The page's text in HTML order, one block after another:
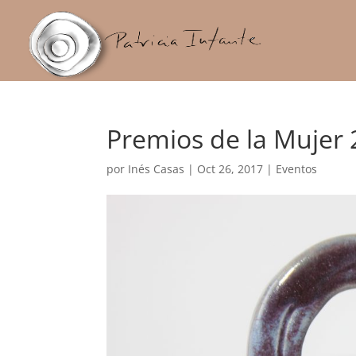
Premios de la Mujer
por Inés Casas | Oct 26, 2017 | Eventos